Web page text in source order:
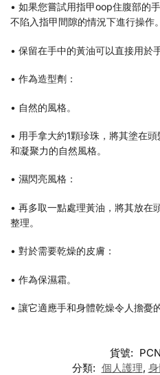
• 如果您嘗試用指甲oop住腹部的
不陷入指甲間隙的情況下進行操作。
• 保留在手中的黃油可以直接用於
• 作為造型劑：
• 自然的風格。
• 用手拿大約1顆珍珠，將其塗在
和凝聚力的自然風格。
• 濕閃亮風格：
• 再多取一點處理黃油，將其放在
整理。
• 對於需要乾燥的皮膚：
• 作為保濕霜。
• 讓它適應手和身體乾燥令人擔憂
貨號:
分類: 個人護理,